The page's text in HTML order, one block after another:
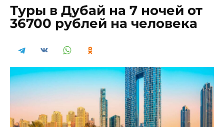
Туры в Дубай на 7 ночей от
36700 рублей на человека